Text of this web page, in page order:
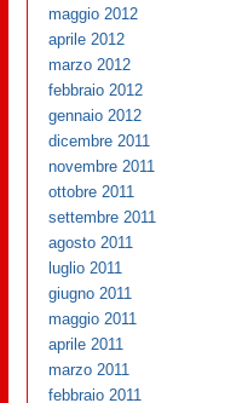
maggio 2012
aprile 2012
marzo 2012
febbraio 2012
gennaio 2012
dicembre 2011
novembre 2011
ottobre 2011
settembre 2011
agosto 2011
luglio 2011
giugno 2011
maggio 2011
aprile 2011
marzo 2011
febbraio 2011